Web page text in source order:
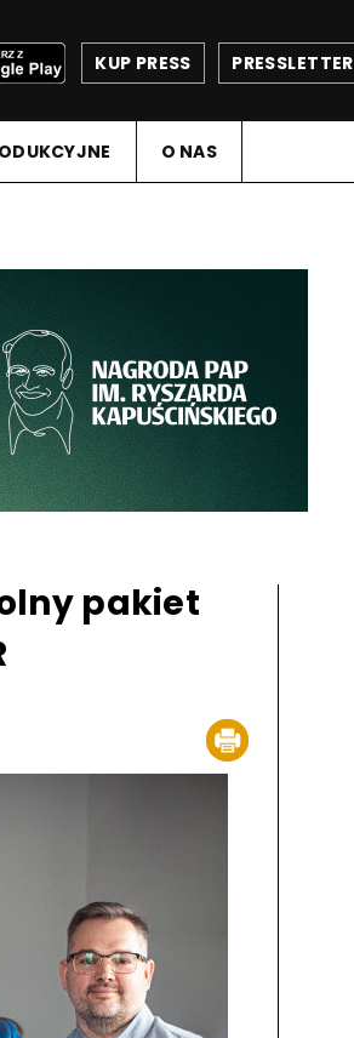
PRESSLETTER
KUP PRESS
O NAS
pakiet